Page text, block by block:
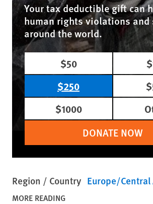
Your tax deductible gift can
human rights violations and
around the world.
$50
$250
$1000
DONATE NOW
Region / Country Europe/Central
MORE READING